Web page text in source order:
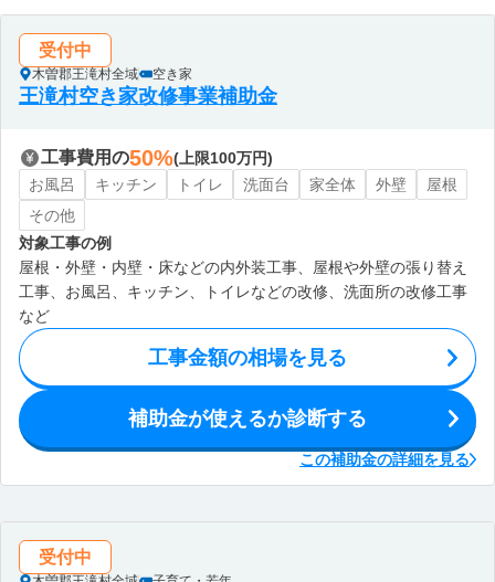
受付中
木曽郡王滝村全域 空き家
王滝村空き家改修事業補助金
工事費用の50%(上限100万円)
お風呂
キッチン トイレ 洗面台 家全体 外壁
屋根
その他
対象工事の例
屋根・外壁・内壁・床などの内外装工事、屋根や外壁の張り替え
工事、お風呂、キッチン、トイレなどの改修、洗面所の改修工事
など
工事金額の相場を見る
補助金が使えるか診断する
この補助金の詳細を見る
受付中